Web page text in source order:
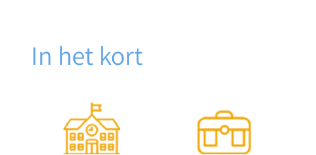
In het kort